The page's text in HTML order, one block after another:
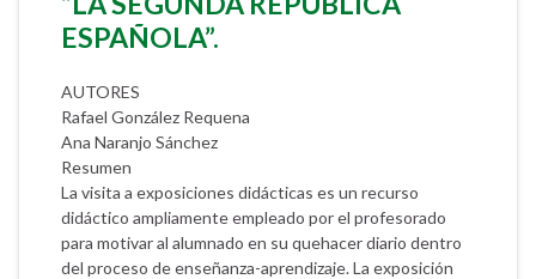
ESPAÑOLA”.
AUTORES
Rafael González Requena
Ana Naranjo Sánchez
Resumen
La visita a exposiciones didácticas es un recurso
didáctico ampliamente empleado por el profesorado
para motivar al alumnado en su quehacer diario dentro
del proceso de enseñanza-aprendizaje. La exposición